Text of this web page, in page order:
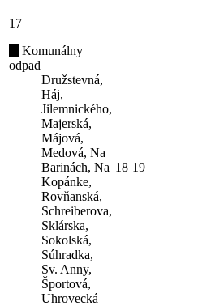
17
Komunálny
odpad
Družstevná,
Háj,
Jilemnického,
Majerská,
Májová,
Medová, Na
Barinách, Na
Kopánke,
Rovňanská,
Schreiberova,
Sklárska,
Sokolská,
Súhradka,
Sv. Anny,
Športová,
Uhrovecká
18 19